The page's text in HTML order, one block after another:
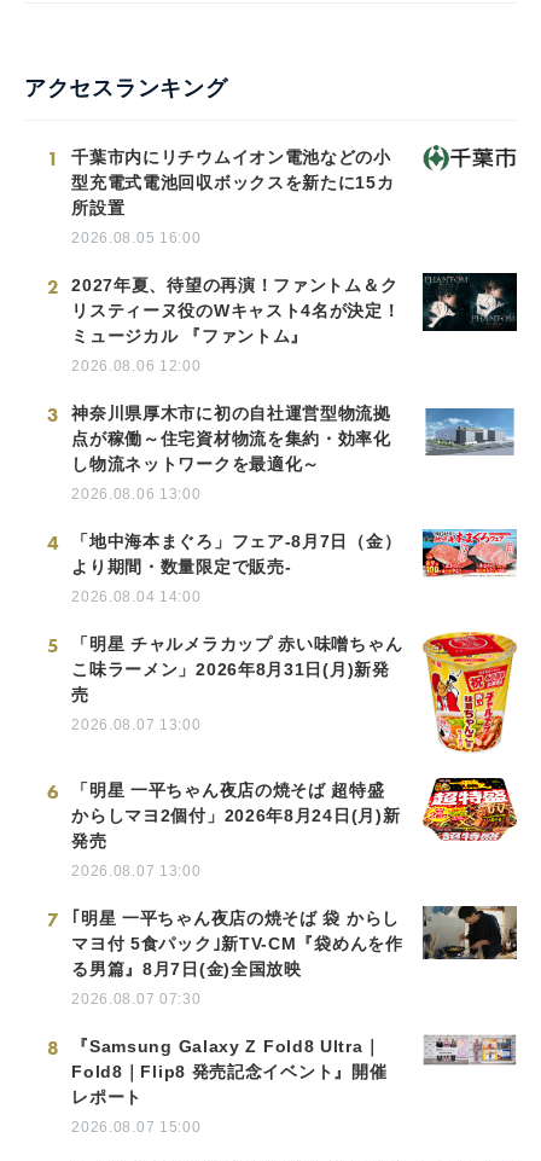
アクセスランキング
1
千葉市内にリチウムイオン電池などの小
型充電式電池回収ボックスを新たに15カ
所設置
2026.08.05 16:00
2
2027年夏、待望の再演！ファントム＆ク
リスティーヌ役のWキャスト4名が決定！
ミュージカル 『ファントム』
2026.08.06 12:00
3
神奈川県厚木市に初の自社運営型物流拠
点が稼働～住宅資材物流を集約・効率化
し物流ネットワークを最適化～
2026.08.06 13:00
4
「地中海本まぐろ」フェア-8月7日（金）
より期間・数量限定で販売-
2026.08.04 14:00
5
「明星 チャルメラカップ 赤い味噌ちゃん
こ味ラーメン」2026年8月31日(月)新発
売
2026.08.07 13:00
6
「明星 一平ちゃん夜店の焼そば 超特盛
からしマヨ2個付」2026年8月24日(月)新
発売
2026.08.07 13:00
7
｢明星 一平ちゃん夜店の焼そば 袋 からし
マヨ付 5食パック｣新TV-CM『袋めんを作
る男篇』8月7日(金)全国放映
2026.08.07 07:30
8
『Samsung Galaxy Z Fold8 Ultra｜
Fold8｜Flip8 発売記念イベント』開催
レポート
2026.08.07 15:00